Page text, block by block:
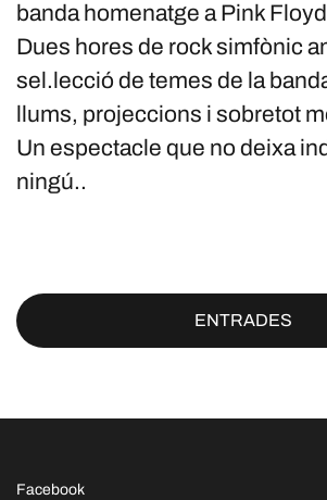
banda homenatge a Pink
Dues hores de rock simfònic
sel.lecció de temes de la
llums, projeccions i sobretot
Un espectacle que no deixa
ningú..
ENTRADES
Facebook